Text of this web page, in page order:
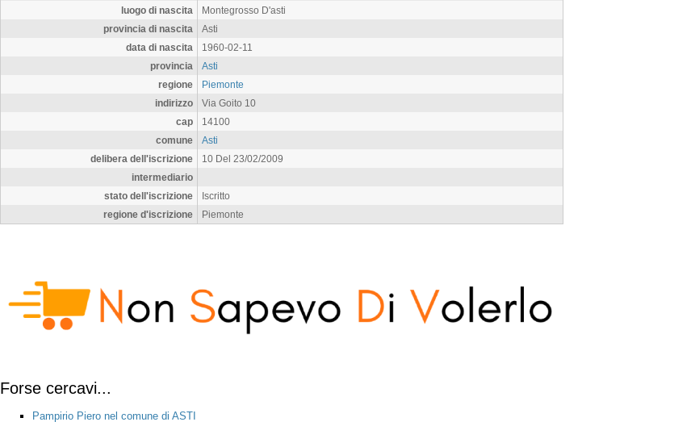
luogo di nascita
Montegrosso D'asti
provincia di nascita
Asti
data di nascita
1960-02-11
provincia
Asti
regione
Piemonte
indirizzo
Via Goito 10
cap
14100
comune
Asti
delibera dell'iscrizione
10 Del 23/02/2009
intermediario
stato dell'iscrizione
Iscritto
regione d'iscrizione
Piemonte
Forse cercavi...
Pampirio Piero nel comune di ASTI